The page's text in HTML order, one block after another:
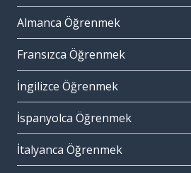
Almanca Öğrenmek
Fransızca Öğrenmek
İngilizce Öğrenmek
İspanyolca Öğrenmek
İtalyanca Öğrenmek